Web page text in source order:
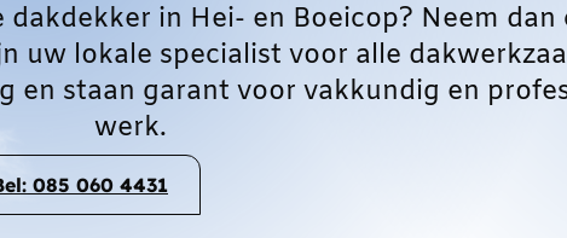
in Hei- en Boeicop? Neem
uw lokale specialist voor alle
en staan garant voor vakkundig en
werk.
085 060 4431